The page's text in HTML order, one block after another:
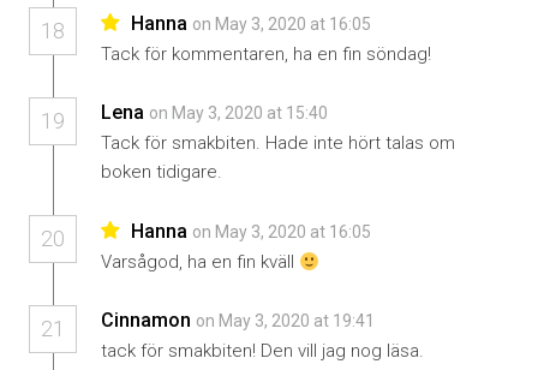
18 Hanna on May 3, 2020 at 16:05
Tack för kommentaren, ha en fin söndag!
19 Lena on May 3, 2020 at 15:40
Tack för smakbiten. Hade inte hört talas om
boken tidigare.
20 Hanna on May 3, 2020 at 16:05
Varsågod, ha en fin kväll
21 Cinnamon on May 3, 2020 at 19:41
tack för smakbiten! Den vill jag nog läsa.